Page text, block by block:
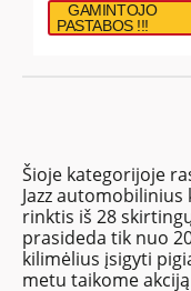
GAMINTOJO
PASTABOS !!!
Šioje kategorijoje
Jazz
rinktis iš 28
prasideda tik nuo
kilimėlius įsigyti
metu taikome